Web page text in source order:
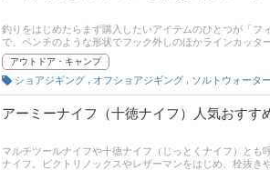
釣りをはじめたらまず購入したいアイテムのひとつが「フ
で、ペンチのような形状でフック外しのほかラインカッタ
やシマノ、スミスをはじめ、錆びないステンレスやアル
で本記事では、フィッシングプライヤーの選び方、ユー
を紹介します。後半には、比較一覧表や通販サイトの最新
てチェックしてみてください。
アウトドア・キャンプ
ショアジギング
オフショアジギング ソルトウォーター
アーミーナイフ（十徳ナイフ）人気おすす
マルチツールナイフや十徳ナイフ（じっとくナイフ）と
ナイフ。ビクトリノックスやレザーマンをはじめ、栓抜き